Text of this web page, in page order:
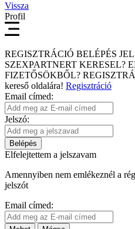
Vissza
Profil
REGISZTRÁCIÓ BELÉPÉS
SZEXPARTNERT KERESEL?
FIZETŐSÖKBŐL?
kereső oldalára! Regisztráció
Email címed:
Jelszó:
Belépés
Elfelejtettem a jelszavam
Amennyiben nem emlékeznél a
jelszót
Email címed: